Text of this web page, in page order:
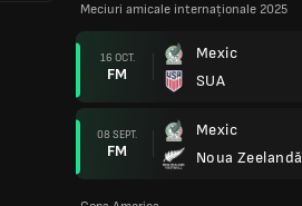
Meciuri amicale internaționale 2025
16 OCT.
FM
Mexic
SUA
08 SEPT.
FM
Mexic
Noua Zeelandă